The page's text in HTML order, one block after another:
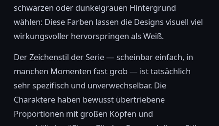
schwarzen oder dunkelgrauen Hintergrund
wählen: Diese Farben lassen die Designs visuell viel
wirkungsvoller hervorspringen als Weiß.
Der Zeichenstil der Serie — scheinbar einfach, in
manchen Momenten fast grob — ist tatsächlich
sehr spezifisch und unverwechselbar. Die
Charaktere haben bewusst übertriebene
Proportionen mit großen Köpfen und